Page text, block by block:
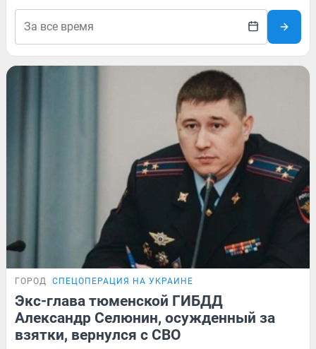
ГОРОД СПЕЦОПЕРАЦИЯ НА УКРАИНЕ
Экс-глава тюменской ГИБДД
Александр Селюнин, осужденный за
взятки, вернулся с СВО